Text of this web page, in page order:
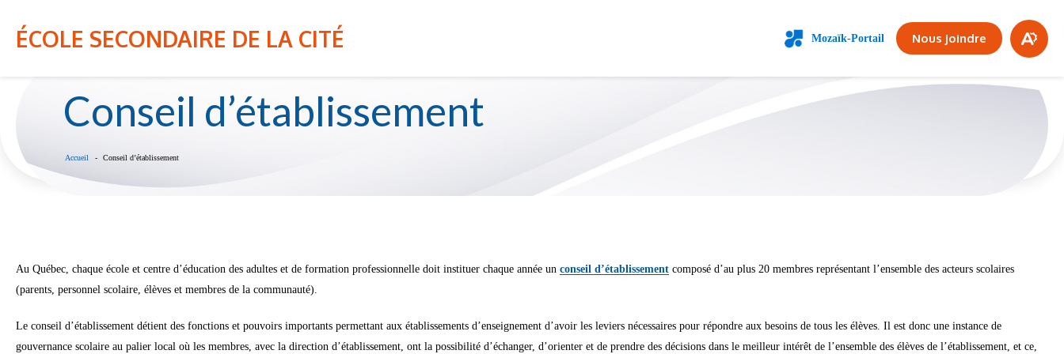
ÉCOLE SECONDAIRE DE LA CITÉ Mozaïk-Portail Nous joindre
Ouvrir
la la
NOTRE ÉCOLE NOS PROGRAMMES NOS SERVICES
Conseil d’établissement
Accueil Conseil d’établissement
Au Québec, chaque école et centre d’éducation des adultes et de formation professionnelle doit instituer chaque année un conseil d’établissement composé d’au plus 20 membres représentant l’ensemble des acteurs scolaires
(parents, personnel scolaire, élèves et membres de la communauté).
Le conseil d’établissement détient des fonctions et pouvoirs importants permettant aux établissements d’enseignement d’avoir les leviers nécessaires pour répondre aux besoins de tous les élèves. Il est donc une instance de
gouvernance scolaire au palier local où les membres, avec la direction d’établissement, ont la possibilité d’échanger, d’orienter et de prendre des décisions dans le meilleur intérêt de l’ensemble des élèves de l’établissement, et ce,